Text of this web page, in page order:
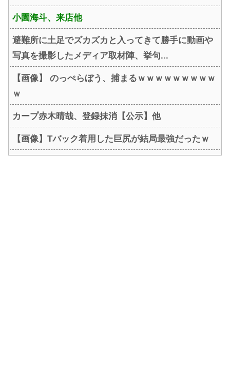
小園海斗、来店他
避難所に土足でズカズカと入ってきて勝手に動画や
写真を撮影したメディア取材陣、挙句...
【画像】 のっぺらぼう、捕まるｗｗｗｗｗｗｗｗｗ
ｗ
カープ赤木晴哉、登録抹消【公示】他
【画像】Tバック着用した巨尻が結局最強だったｗ